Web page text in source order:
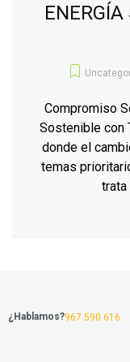
Compromiso
Sostenible con
donde el
temas
¿Hablamos?967 590 616